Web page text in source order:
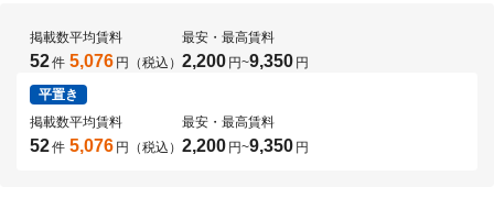
掲載数
52件
平均賃料
5,076 円（税込）
最安・最高賃料
2,200 円~9,350 円
平置き
掲載数
52件
平均賃料
5,076 円（税込）
最安・最高賃料
2,200 円~9,350 円